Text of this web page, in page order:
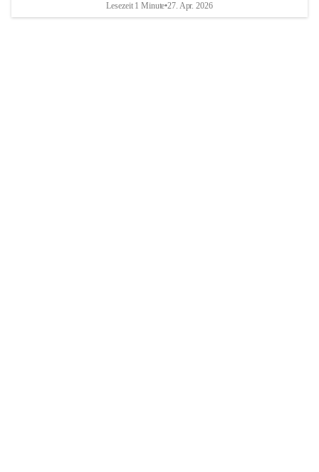
Lesezeit 1 Minute•27. Apr. 2026